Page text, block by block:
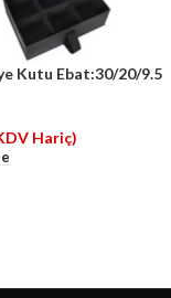
Kutu Ebat:30/20/9.5
Hariç)